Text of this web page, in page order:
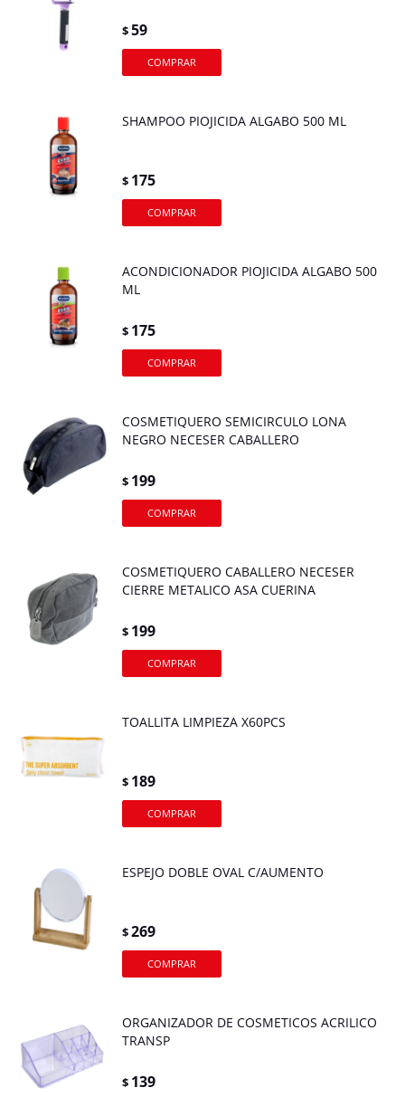
$59
SHAMPOO PIOJICIDA ALGABO 500 ML
$ 175
ACONDICIONADOR PIOJICIDA ALGABO 500
ML
$ 175
COSMETIQUERO SEMICIRCULO LONA
NEGRO NECESER CABALLERO
$ 199
COSMETIQUERO CABALLERO NECESER
CIERRE METALICO ASA CUERINA
$ 199
TOALLITA LIMPIEZA X60PCS
$ 189
ESPEJO DOBLE OVAL C/AUMENTO
$269
ORGANIZADOR DE COSMETICOS ACRILICO
TRANSP
$ 139